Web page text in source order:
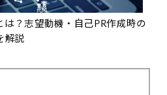
？志望動機・自己PR作成時の
解説